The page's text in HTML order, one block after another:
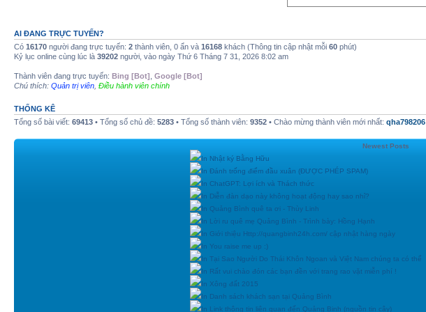
AI ĐANG TRỰC TUYẾN?
Có 16170 người đang trực tuyến: 2 thành viên, 0 ẩn và 16168 khách (Thông tin cập nhật mỗi 60 phút)
Kỷ lục online cùng lúc là 39202 người, vào ngày Thứ 6 Tháng 7 31, 2026 8:02 am
Thành viên đang trực tuyến: Bing [Bot] Google [Bot]
Chú thích: Quản trị viên Điều hành viên chính
THỐNG KÊ
Tổng số bài viết: 69413 • Tổng số chủ đề: 5283 • Tổng số thành viên: 9352 • Chào mừng thành viên mới nhất: qha798206
Newest Posts
In Nhật ký Bằng Hữu
In Đánh trống điểm đầu xuân (ĐƯỢC PHÉP SPAM)
In ChatGPT: Lợi ích và Thách thức
In Diễn đàn dạo này không hoạt động hay sao nhỉ?
In Quảng Bình quê ta ơi - Thùy Linh
In Lời ru quê mẹ Quảng Bình - Trình bày: Hồng Hạnh
In Giới thiệu Http://quangbinh24h.com/ cập nhật hàng ngày
In You raise me up :)
In Tại Sao Người Do Thái Khôn Ngoan và Việt Nam chúng ta có thể
In Rất vui chào đón các bạn đền với trang rao vặt miễn phí !
In Xông đất 2015
In Danh sách khách sạn tại Quảng Bình
In Link thông tin liên quan đến Quảng Binh (nguồn tin cậy)